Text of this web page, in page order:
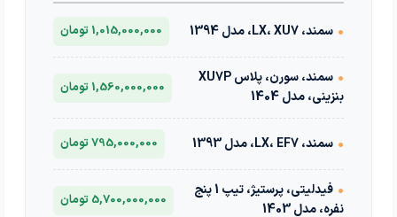
• سمند، LX، XU7، مدل 1394 1,015,000,000 تومان
•
سمند، سورن، پلاس XU7P
بنزینی، مدل 1404
1,560,000,000 تومان
• سمند، LX، EF7، مدل 1393 795,000,000 تومان
•
فیدلیتی، پرستیژ، تیپ 1 پنج
نفره، مدل 1403
5,700,000,000 تومان